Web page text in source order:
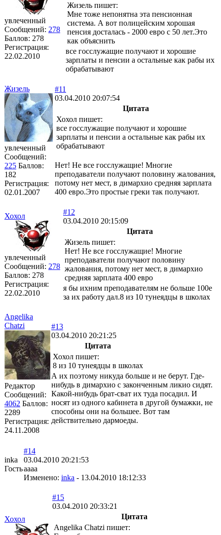
увлеченный
Сообщений: 278
Баллов: 278
Регистрация:
22.02.2010
Жизель пишет:
Мне тоже непонятна эта пенсионная
система. А вот полицейским хорошая
пенсия досталась - 2000 евро с 50 лет.Это
как объяснить
все госслужащие получают и хорошие
зарплаты и пенсии а остальные как рабы их
обрабатывают
Жизель
увлеченный
Сообщений:
225 Баллов:
182
Регистрация:
02.01.2007
#11
03.04.2010 20:07:54
Цитата
Хохол пишет:
все госслужащие получают и хорошие
зарплаты и пенсии а остальные как рабы их
обрабатывают
Нет! Не все госслужащие! Многие
преподаватели получают половину жалования,
потому нет мест, в димархио средняя зарплата
400 евро.Это простые греки так получают.
Хохол
увлеченный
Сообщений: 278
Баллов: 278
Регистрация:
22.02.2010
#12
03.04.2010 20:15:09
Цитата
Жизель пишет:
Нет! Не все госслужащие! Многие
преподаватели получают половину
жалования, потому нет мест, в димархио
средняя зарплата 400 евро
я бы ихним преподавателям не больше 100е
за их работу дал.8 из 10 тунеядцы в школах
Angelika
Chatzi
Редактор
Сообщений:
4062 Баллов:
2289
Регистрация:
24.11.2008
#13
03.04.2010 20:21:25
Цитата
Хохол пишет:
8 из 10 тунеядцы в школах
А их поэтому никуда больше и не берут. Где-
нибудь в димархио с законченным ликио сидят.
Какой-нибудь брат-сват их туда посадил. И
носят из одного кабинета в другой бумажки, не
способны они на большее. Вот там
действительно дармоеды.
inka
Гость
#14
03.04.2010 20:21:53
aaaa
Изменено: inka - 13.04.2010 18:12:33
Хохол
#15
03.04.2010 20:33:21
Цитата
Angelika Chatzi пишет: